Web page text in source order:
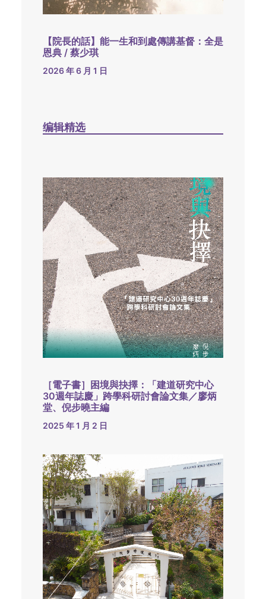
【院長的話】能一生和到處傳講基督：全是
恩典 / 蔡少琪
2026 年 6 月 1 日
编辑精选
［電子書］困境與抉擇：「建道研究中心
30週年誌慶」跨學科研討會論文集／廖炳
堂、倪步曉主編
2025 年 1 月 2 日